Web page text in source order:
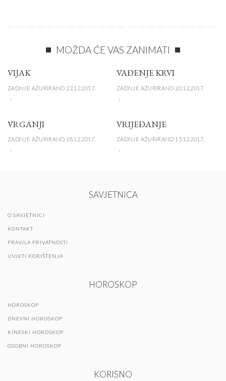
MOŽDA ĆE VAS ZANIMATI
VIJAK
ZADNJE AŽURIRANO 22.12.2017.
VAĐENJE KRVI
ZADNJE AŽURIRANO 20.12.2017.
VRGANJI
ZADNJE AŽURIRANO 18.12.2017.
VRIJEĐANJE
ZADNJE AŽURIRANO 15.12.2017.
SAVJETNICA
O SAVJETNICI
KONTAKT
PRAVILA PRIVATNOSTI
UVJETI KORIŠTENJA
HOROSKOP
HOROSKOP
DNEVNI HOROSKOP
KINESKI HOROSKOP
OSOBNI HOROSKOP
KORISNO